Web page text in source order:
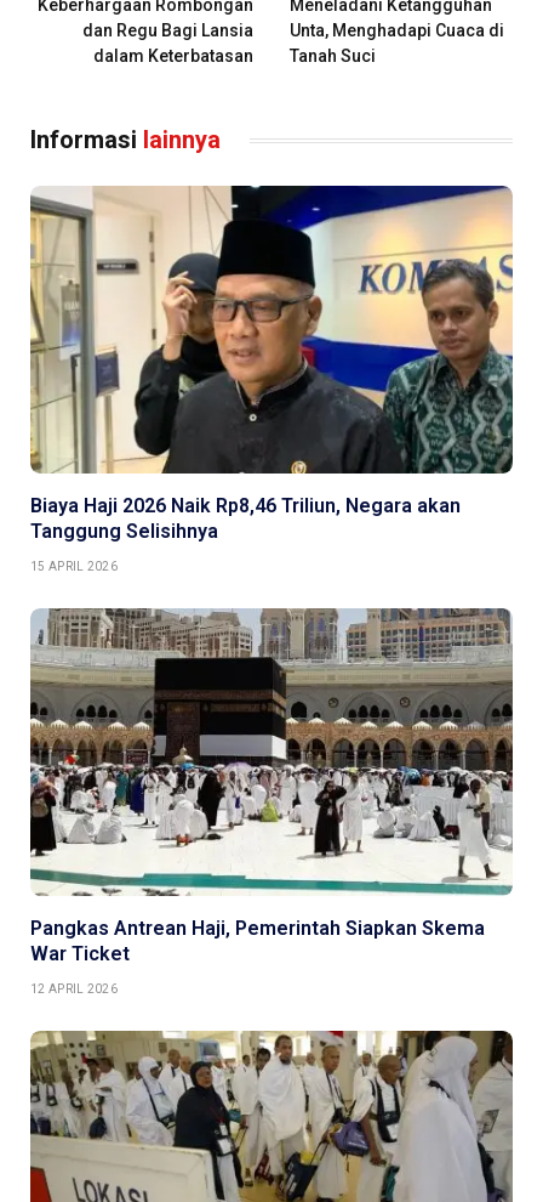
Keberhargaan Rombongan
dan Regu Bagi Lansia
dalam Keterbatasan
Meneladani Ketangguhan
Unta, Menghadapi Cuaca di
Tanah Suci
Informasi lainnya
Biaya Haji 2026 Naik Rp8,46 Triliun, Negara akan
Tanggung Selisihnya
15 APRIL 2026
Pangkas Antrean Haji, Pemerintah Siapkan Skema
War Ticket
12 APRIL 2026